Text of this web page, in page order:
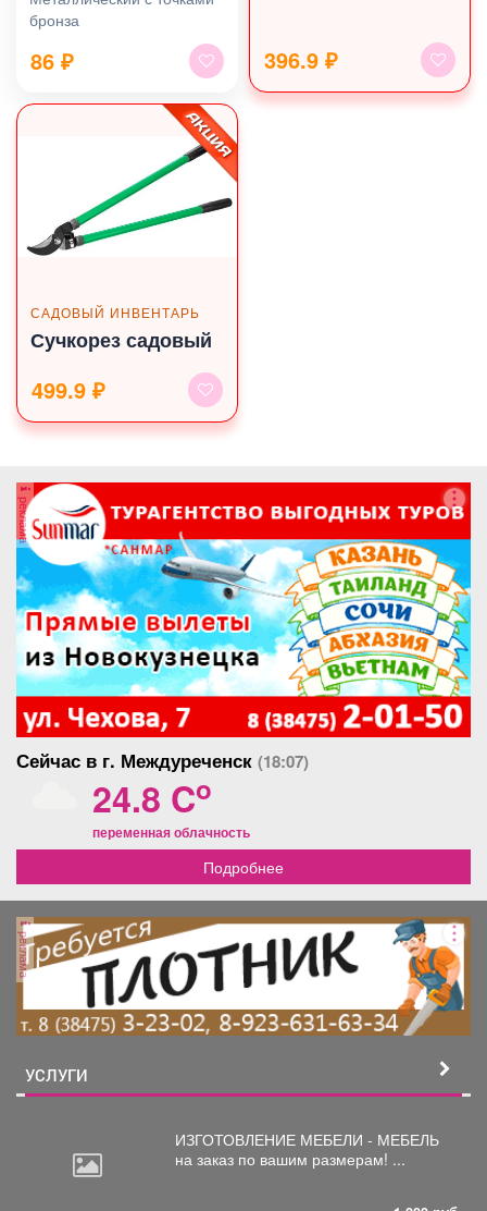
бронза
86 ₽ 396.9 ₽
САДОВЫЙ ИНВЕНТАРЬ
Сучкорез садовый
499.9 ₽
реклама
Сейчас в г. Междуреченск (18:07)
24.8 Co
переменная облачность
Подробнее
реклама
УСЛУГИ
ИЗГОТОВЛЕНИЕ МЕБЕЛИ - МЕБЕЛЬ
на заказ по вашим размерам! ...